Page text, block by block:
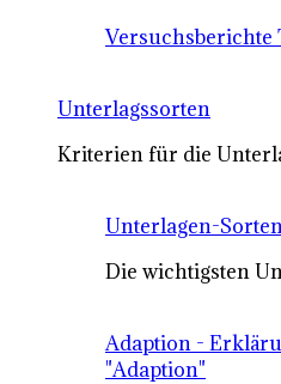
Versuchsberichte
Unterlagssorten
Kriterien für die
Unterlagen-
Die wichtigsten
Adaption -
"Adaption"